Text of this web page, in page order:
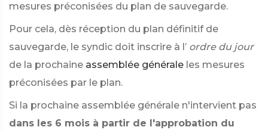
mesures préconisées du plan de sauvegarde.
Pour cela, dès réception du plan définitif de
sauvegarde, le syndic doit inscrire à l’ ordre du jour
de la prochaine assemblée générale les mesures
préconisées par le plan.
Si la prochaine assemblée générale n'intervient pas
dans les 6 mois à partir de l'approbation du